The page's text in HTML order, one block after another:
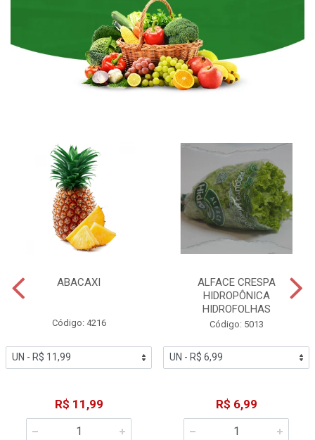
ABACAXI
Código: 4216
R$ 11,99
ALFACE CRESPA
HIDROPÔNICA
HIDROFOLHAS
Código: 5013
R$ 6,99